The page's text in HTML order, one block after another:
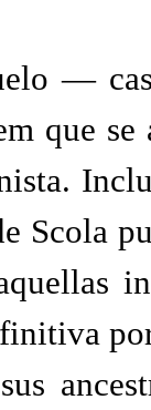
—
que
Scola